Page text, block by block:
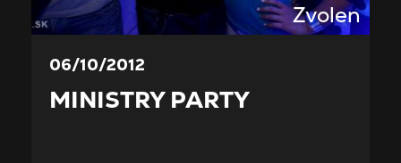
Zvolen
06/10/2012
MINISTRY PARTY